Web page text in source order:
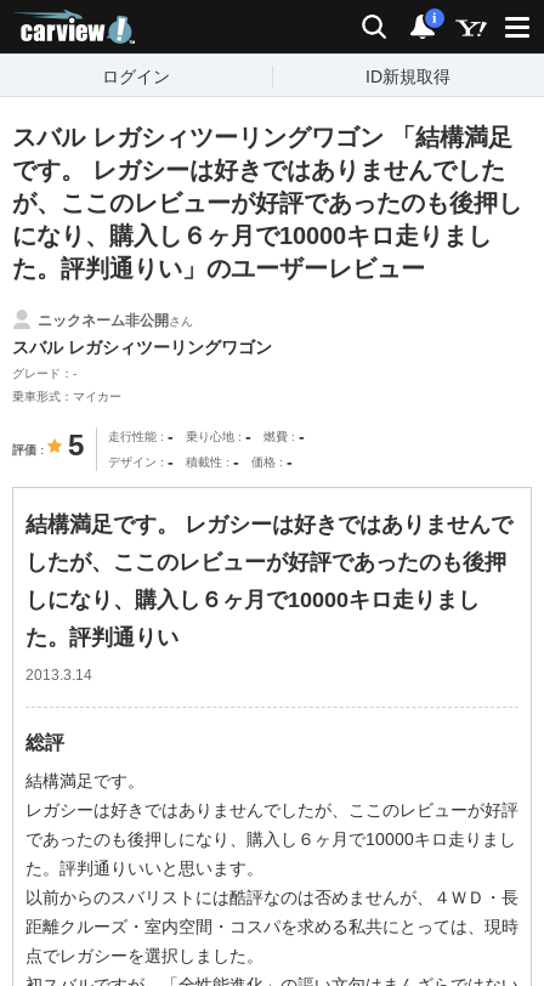
検索 通知
i
ログイン ID新規取得
スバル レガシィツーリングワゴン 「結構満足
です。 レガシーは好きではありませんでした
が、ここのレビューが好評であったのも後押し
になり、購入し６ヶ月で10000キロ走りまし
た。評判通りい」のユーザーレビュー
ニックネーム非公開さん
スバル レガシィツーリングワゴン
グレード：-
乗車形式：マイカー
評価 5 走行性能 - 乗り心地 - 燃費 -
デザイン - 積載性 - 価格 -
結構満足です。 レガシーは好きではありませんで
したが、ここのレビューが好評であったのも後押
しになり、購入し６ヶ月で10000キロ走りまし
た。評判通りい
2013.3.14
総評
結構満足です。
レガシーは好きではありませんでしたが、ここのレビューが好評
であったのも後押しになり、購入し６ヶ月で10000キロ走りまし
た。評判通りいいと思います。
以前からのスバリストには酷評なのは否めませんが、４ＷＤ・長
距離クルーズ・室内空間・コスパを求める私共にとっては、現時
点でレガシーを選択しました。